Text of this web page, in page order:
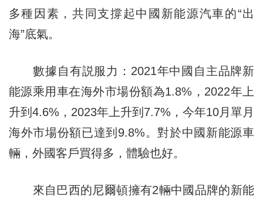
多種因素，共同支撐起中國新能源汽車的“出
海”底氣。
數據自有説服力：2021年中國自主品牌新
能源乘用車在海外市場份額為1.8%，2022年上
升到4.6%，2023年上升到7.7%，今年10月單月
海外市場份額已達到9.8%。對於中國新能源車
輛，外國客戶買得多，體驗也好。
來自巴西的尼爾頓擁有2輛中國品牌的新能